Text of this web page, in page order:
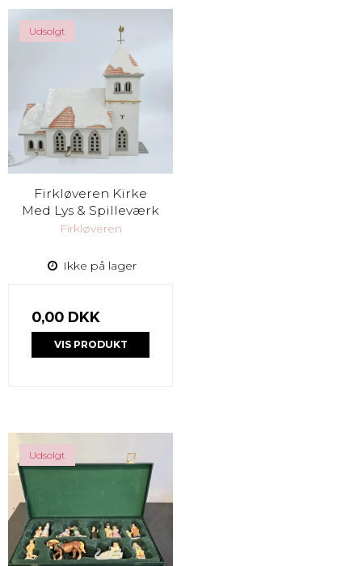
Udsolgt
Firkløveren Kirke
Med Lys & Spilleværk
Firkløveren
Ikke på lager
0,00 DKK
VIS PRODUKT
Udsolgt